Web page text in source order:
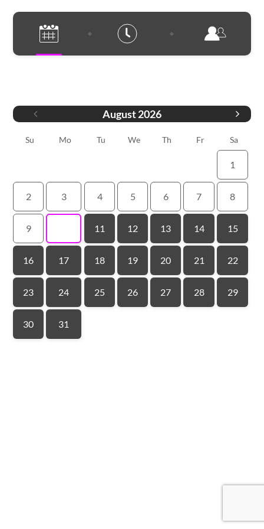
August2026
Su Mo Tu We Th Fr Sa
1
2 3 4 5 6 7 8
9 11 12 13 14 15
16 17 18 19 20 21 22
23 24 25 26 27 28 29
30 31